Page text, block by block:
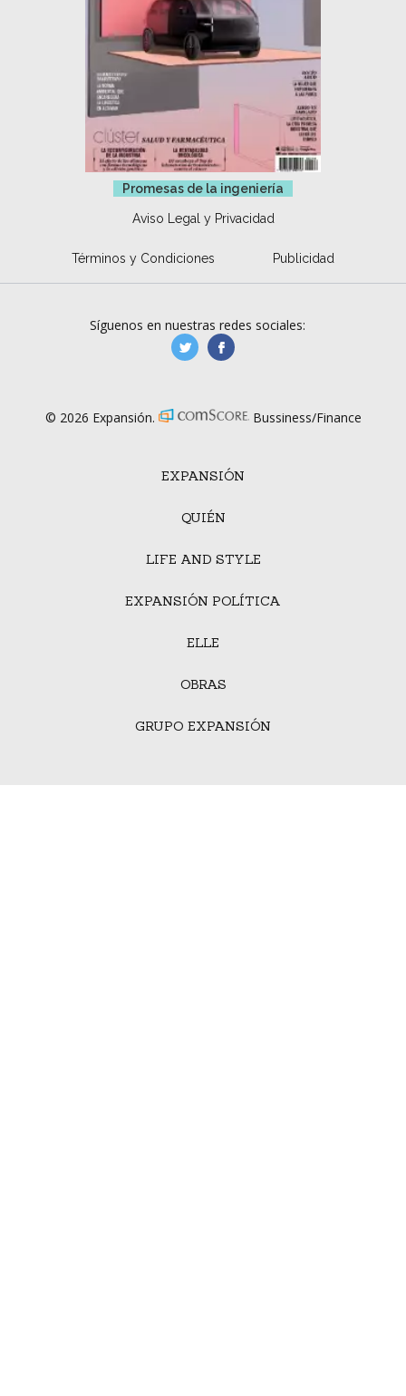
Promesas de la ingeniería
Aviso Legal y Privacidad
Términos y Condiciones Publicidad
EXPANSIÓN
QUIÉN
LIFE AND STYLE
EXPANSIÓN POLÍTICA
ELLE
OBRAS
GRUPO EXPANSIÓN
Síguenos en nuestras redes sociales:
manufacturaGE
© 2026 Expansión. Bussiness/Finance